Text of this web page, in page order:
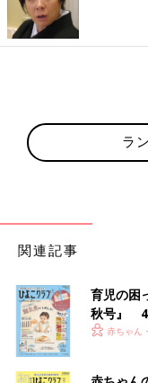
ラ
関連記事
育児の困
秋号』 4
いっぱい
赤ちゃん